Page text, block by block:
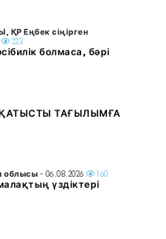
Еңбек сіңірген
223
болмаса, бәрі
ТАҒЫЛЫМҒА
облысы - 06.08.2026 160
үздіктері